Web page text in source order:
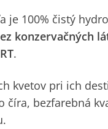
je 100% čistý
konzervačných
.
kvetov pri ich
číra, bezfarebná